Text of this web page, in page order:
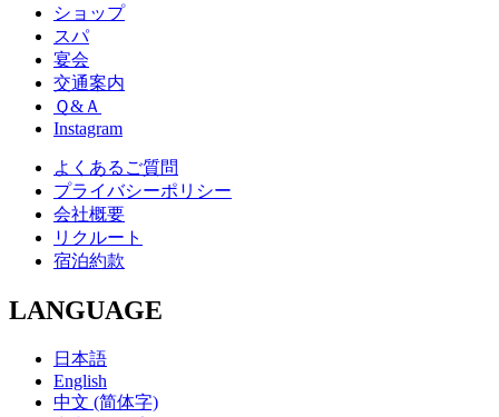
ショップ
スパ
宴会
交通案内
Ｑ&Ａ
Instagram
よくあるご質問
プライバシーポリシー
会社概要
リクルート
宿泊約款
LANGUAGE
日本語
English
中文 (简体字)